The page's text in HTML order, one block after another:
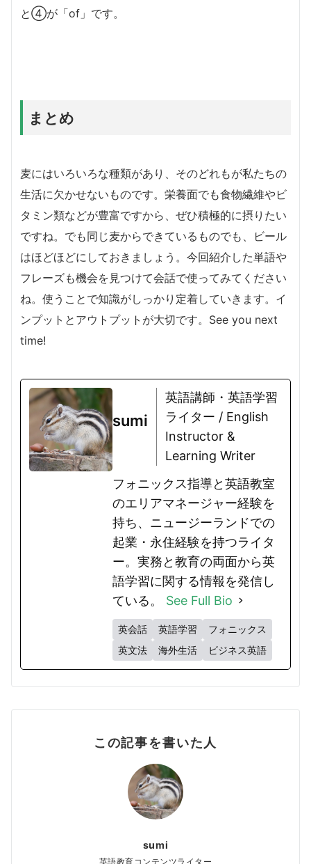
と④が「of」です。
まとめ
麦にはいろいろな種類があり、そのどれもが私たちの
生活に欠かせないものです。栄養面でも食物繊維やビ
タミン類などが豊富ですから、ぜひ積極的に摂りたい
ですね。でも同じ麦からできているものでも、ビール
はほどほどにしておきましょう。今回紹介した単語や
フレーズも機会を見つけて会話で使ってみてください
ね。使うことで知識がしっかり定着していきます。イ
ンプットとアウトプットが大切です。See you next
time!
sumi
英語講師・英語学習
ライター / English
Instructor &
Learning Writer
フォニックス指導と英語教室
のエリアマネージャー経験を
持ち、ニュージーランドでの
起業・永住経験を持つライタ
ー。実務と教育の両面から英
語学習に関する情報を発信し
ている。 See Full Bio
英会話 英語学習
フォニックス
英文法
海外生活 ビジネス英語
この記事を書いた人
sumi
英語教育コンテンツライター